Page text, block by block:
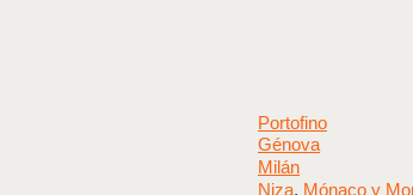
Génova
Milán
Niza, Mónaco y
Portofino